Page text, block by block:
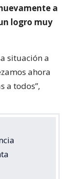
a
logro muy
situación a
ahora
a todos”,